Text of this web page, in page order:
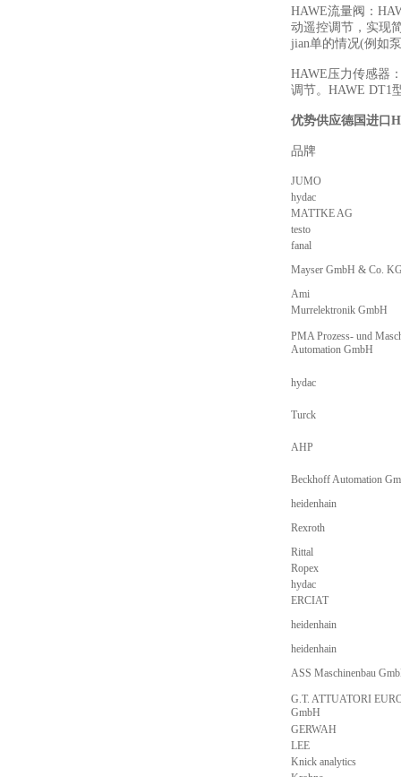
HAWE流量阀：
动遥控调节，实现
jian单的情况(例如
HAWE压力传感器
调节。HAWE DT1
优势供应德国进口
品牌
JUMO
hydac
MATTKE AG
testo
fanal
Mayser GmbH & Co.
Ami
Murrelektronik GmbH
PMA Prozess- und
Automation GmbH
hydac
Turck
AHP
Beckhoff Automation
heidenhain
Rexroth
Rittal
Ropex
hydac
ERCIAT
heidenhain
heidenhain
ASS Maschinenbau
G.T. ATTUATORI
GmbH
GERWAH
LEE
Knick analytics